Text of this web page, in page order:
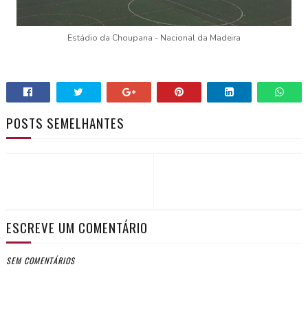
Estádio da Choupana - Nacional da Madeira
POSTS SEMELHANTES
ESCREVE UM COMENTÁRIO
SEM COMENTÁRIOS